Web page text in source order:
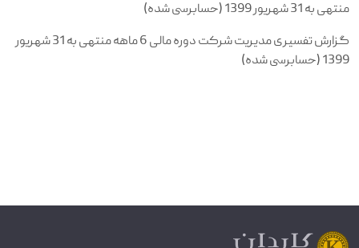
منتهی به 31 شهریور 1399 (حسابرسی شده)
گزارش تفسیری مدیریت شرکت دوره مالی 6 ماهه منتهی به 31 شهریور
1399 (حسابرسی شده)